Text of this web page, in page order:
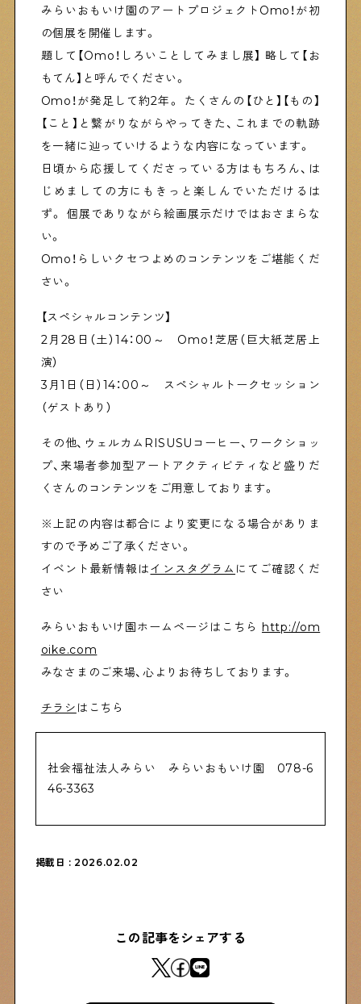
ぶらり、下町
下町の特集記事です
下町コラム
Shitamachi Chemistry
下町の「あの人」×「あの人」の科学反応を楽しむ企
シタマチコウベについて
下町カレンダー
週刊下町日和
下町寫眞
みらいおもいけ園のアートプロジェクトOmo！が初
の個展を開催します。
題して【Omo！しろいことしてみまし展】 略して【お
もてん】と呼んでください。
Omo！が発足して約2年。 たくさんの【ひと】【もの】
【こと】と繋がりながらやってきた、これまでの軌跡
を一緒に辿っていけるような内容になっています。
日頃から応援してくださっている方はもちろん、は
じめましての方にもきっと楽しんでいただけるは
ず。 個展でありながら絵画展示だけではおさまらな
い。
Omo！らしいクセつよめのコンテンツをご堪能くだ
さい。
【スペシャルコンテンツ】
2月28日（土）14：00～ Omo！芝居（巨大紙芝居上
演）
3月1日（日）14：00～ スペシャルトークセッション
（ゲストあり）
その他、ウェルカムRISUSUコーヒー、ワークショッ
プ、来場者参加型アートアクティビティなど盛りだ
くさんのコンテンツをご用意しております。
※上記の内容は都合により変更になる場合がありま
すので予めご了承ください。
イベント最新情報はインスタグラム にてご確認くだ
さい
みらいおもいけ園ホームページはこちら http://om
oike.com
みなさまのご来場、心よりお待ちしております。
チラシ はこちら
社会福祉法人みらい みらいおもいけ園 078-6
46-3363
掲載日 : 2026.02.02
この記事をシェアする